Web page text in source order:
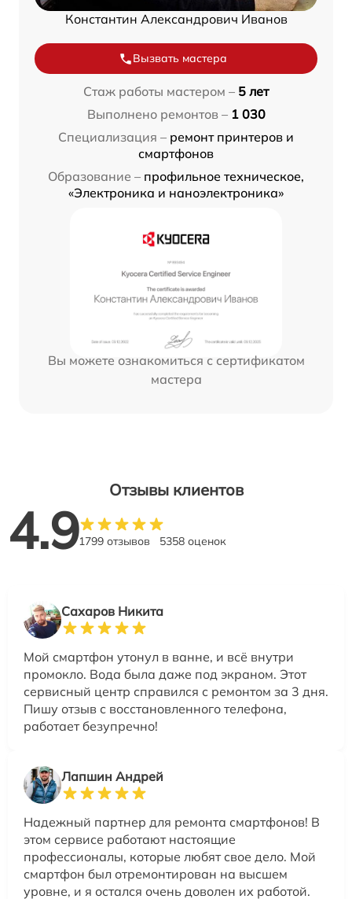
Константин Александрович Иванов
Вызвать мастера
Стаж работы мастером – 5 лет
Выполнено ремонтов – 1 030
Специализация – ремонт принтеров и
смартфонов
Образование – профильное техническое,
«Электроника и наноэлектроника»
Вы можете ознакомиться с сертификатом
мастера
Отзывы клиентов
4.91799 отзывов 5358 оценок
Сахаров Никита
Мой смартфон утонул в ванне, и всё внутри
промокло. Вода была даже под экраном. Этот
сервисный центр справился с ремонтом за 3 дня.
Пишу отзыв с восстановленного телефона,
работает безупречно!
Лапшин Андрей
Надежный партнер для ремонта смартфонов! В
этом сервисе работают настоящие
профессионалы, которые любят свое дело. Мой
смартфон был отремонтирован на высшем
уровне, и я остался очень доволен их работой.